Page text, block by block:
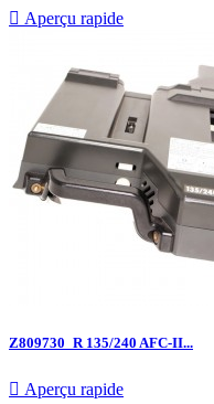
 Aperçu rapide
Z809730_R 135/240 AFC-II...
 Aperçu rapide